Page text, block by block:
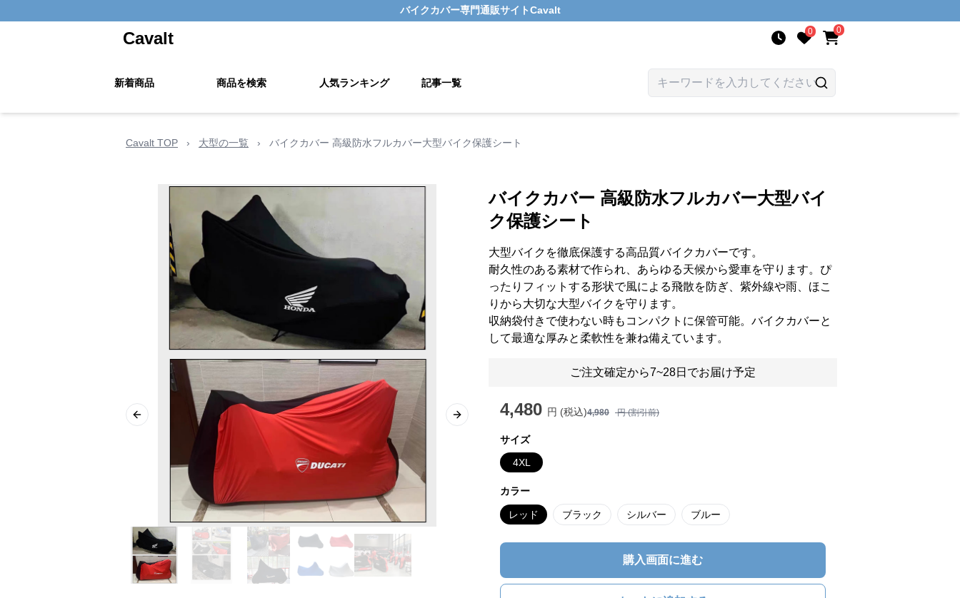
バイクカバー専門通販サイトCavalt
Cavalt 0 0
新着商品 商品を検索 人気ランキング 記事一覧
Cavalt TOP › 大型の一覧 › バイクカバー 高級防水フルカバー大型バイク保護シート
Previous slide Next slide
バイクカバー 高級防水フルカバー大型バイ
ク保護シート
大型バイクを徹底保護する高品質バイクカバーです。
耐久性のある素材で作られ、あらゆる天候から愛車を守ります。ぴ
ったりフィットする形状で風による飛散を防ぎ、紫外線や雨、ほこ
りから大切な大型バイクを守ります。
収納袋付きで使わない時もコンパクトに保管可能。バイクカバーと
して最適な厚みと柔軟性を兼ね備えています。
ご注文確定から7~28日でお届け予定
4,480 円 (税込)4,980 円 (割引前)
サイズ
4XL
カラー
レッド ブラック シルバー ブルー
購入画面に進む